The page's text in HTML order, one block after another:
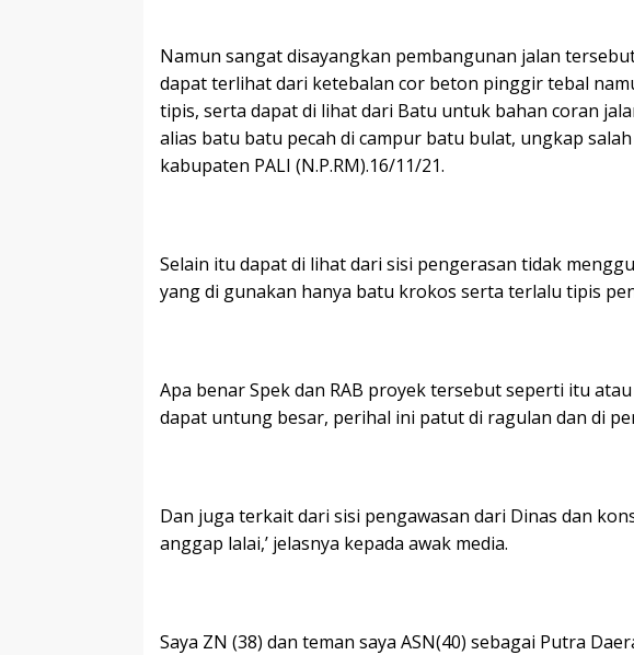
Namun sangat disayangkan pembangunan jalan
dapat terlihat dari ketebalan cor beton pinggir tebal
tipis, serta dapat di lihat dari Batu untuk bahan coran
alias batu batu pecah di campur batu bulat, ungkap
kabupaten PALI (N.P.RM).16/11/21.
Selain itu dapat di lihat dari sisi pengerasan tidak
yang di gunakan hanya batu krokos serta terlalu tipis
Apa benar Spek dan RAB proyek tersebut seperti itu
dapat untung besar, perihal ini patut di ragulan dan di
Dan juga terkait dari sisi pengawasan dari Dinas dan
anggap lalai,’ jelasnya kepada awak media.
Saya ZN (38) dan teman saya ASN(40) sebagai Putra